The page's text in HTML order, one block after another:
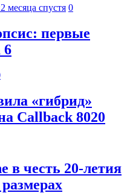
2 месяца спустя 0
первые
6
«гибрид»
Callback 8020
честь 20-летия